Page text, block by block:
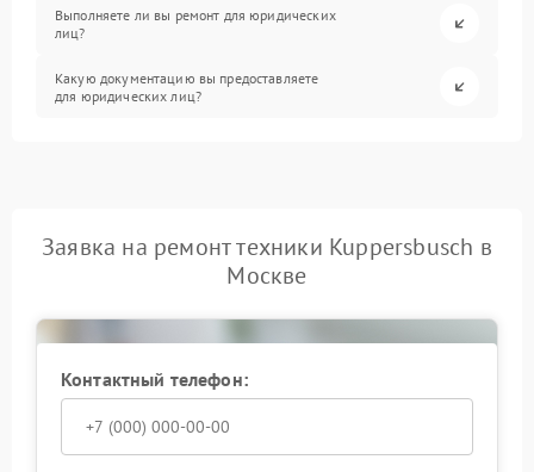
Выполняете ли вы ремонт для юридических
лиц?
Какую документацию вы предоставляете
для юридических лиц?
Заявка на ремонт техники Kuppersbusch в
Москве
Контактный телефон: